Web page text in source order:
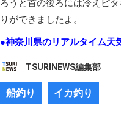
ろうと首の後ろには冷えピ
りができましたよ。
●神奈川県のリアルタイム天
TSURINEWS編集部
船釣り イカ釣り